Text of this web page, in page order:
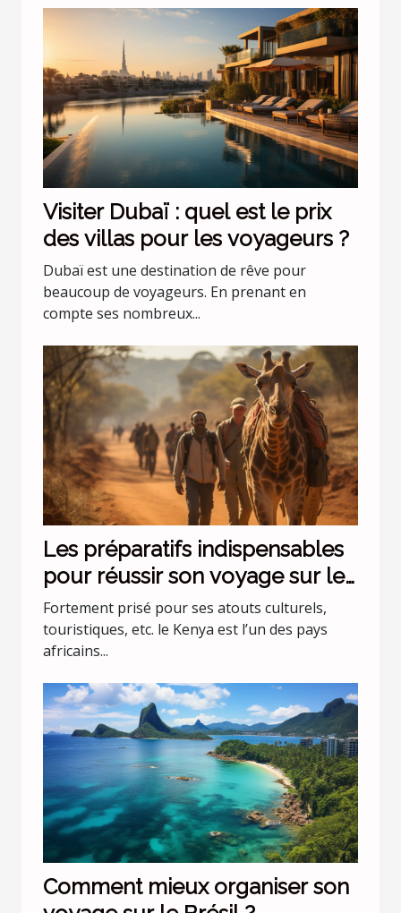
Visiter Dubaï : quel est le prix
des villas pour les voyageurs ?
Dubaï est une destination de rêve pour
beaucoup de voyageurs. En prenant en
compte ses nombreux...
Les préparatifs indispensables
pour réussir son voyage sur le
Kenya
Fortement prisé pour ses atouts culturels,
touristiques, etc. le Kenya est l’un des pays
africains...
Comment mieux organiser son